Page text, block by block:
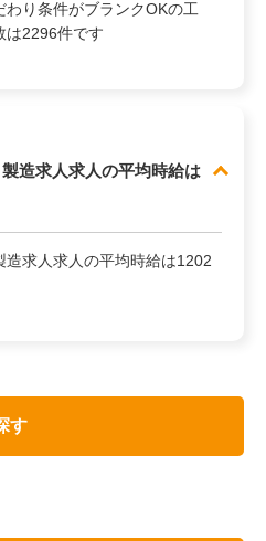
り条件がブランクOKの工
は2296件です
造求人求人の平均時給は
求人求人の平均時給は1202
す